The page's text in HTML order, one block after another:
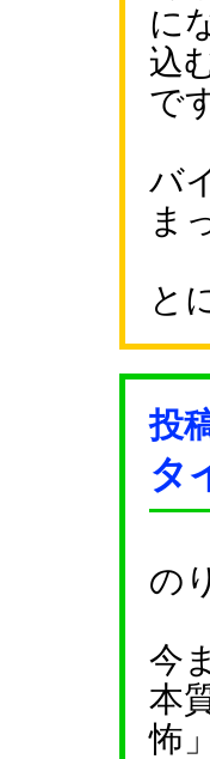
に
込
で
バ
ま
と
投
タ
の
今
本
怖